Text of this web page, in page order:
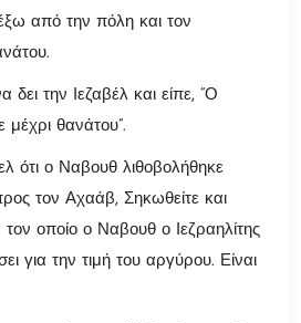
από την πόλη και τον
δει την Ιεζαβέλ και είπε, “Ο
θανάτου”.
ότι ο Ναβουθ λιθοβολήθηκε
τον Αχαάβ, Σηκωθείτε και
οποίο ο Ναβουθ ο Ιεζραηλίτης
για την τιμή του αργύρου. Είναι